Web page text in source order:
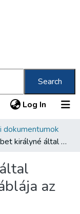
Search
Log In (current)
dokumentumok
[Az Erzsébet királyné által ültetett fák és emléktáblája az OPNI parkjában]
az